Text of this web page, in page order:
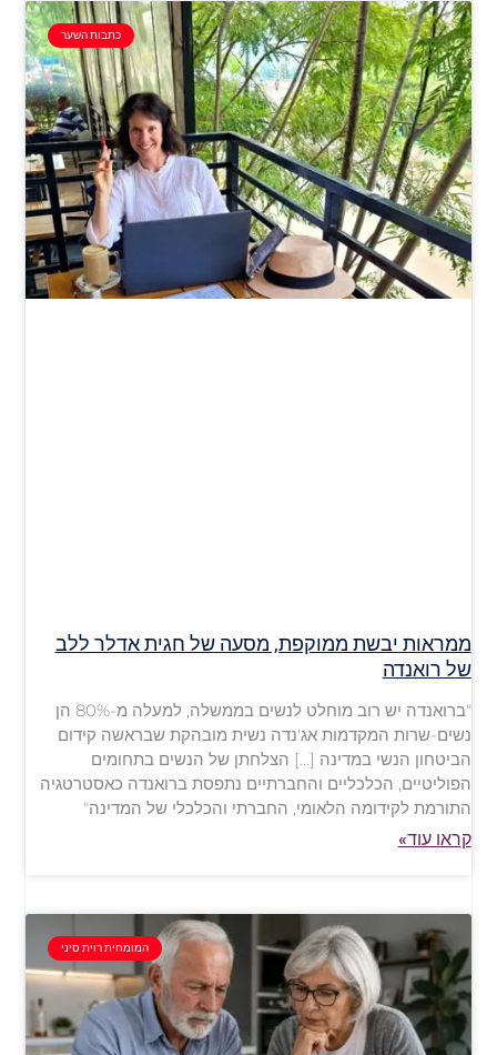
כתבות השער
ממראות יבשת ממוקפת, מסעה של חגית אדלר ללב
של רואנדה
"ברואנדה יש רוב מוחלט לנשים בממשלה, למעלה מ-80% הן
נשים-שרות המקדמות אג'נדה נשית מובהקת שבראשה קידום
הביטחון הנשי במדינה […] הצלחתן של הנשים בתחומים
הפוליטיים, הכלכליים והחברתיים נתפסת ברואנדה כאסטרטגיה
התורמת לקידומה הלאומי, החברתי והכלכלי של המדינה"
קראו עוד»
המומחית רוית סיני